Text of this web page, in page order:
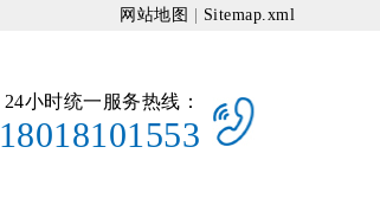
网站地图 Sitemap.xml
24小时统一服务热线：
18018101553